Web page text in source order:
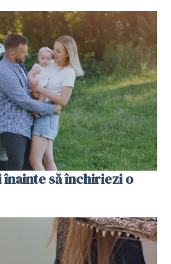
să închiriezi o